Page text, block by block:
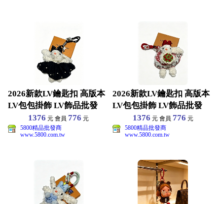
2026新款LV鑰匙扣 高版本
LV包包掛飾 LV飾品批發
1376 元 會員 776 元
5800精品批發商
www.5800.com.tw
2026新款LV鑰匙扣 高版本
LV包包掛飾 LV飾品批發
1376 元 會員 776 元
5800精品批發商
www.5800.com.tw